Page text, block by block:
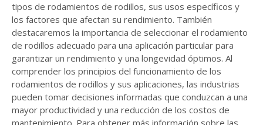
tipos de rodamientos de rodillos, sus usos específicos y
los factores que afectan su rendimiento. También
destacaremos la importancia de seleccionar el rodamiento
de rodillos adecuado para una aplicación particular para
garantizar un rendimiento y una longevidad óptimos. Al
comprender los principios del funcionamiento de los
rodamientos de rodillos y sus aplicaciones, las industrias
pueden tomar decisiones informadas que conduzcan a una
mayor productividad y una reducción de los costos de
mantenimiento. Para obtener más información sobre las